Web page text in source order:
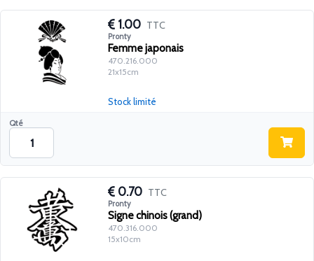
1.00 TTC
Pronty
Femme japonais
470.216.000
21x15cm
Qté
Stock limité
0.70 TTC
Pronty
Signe chinois (grand)
470.316.000
15x10cm